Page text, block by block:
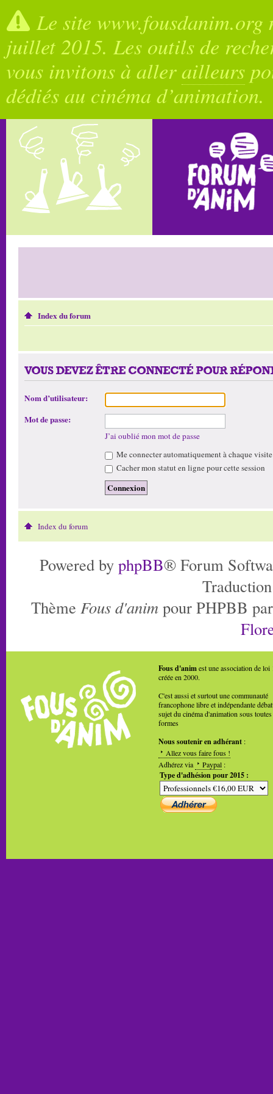
Le site
juillet 2015. Les outils de
vous invitons à allerailleurs
dédiés au cinéma d’animation.
Index du forum
VOUS DEVEZ ÊTRE CONNECTÉ POUR
Nom d’utilisateur:
Mot de passe:
J’ai oublié mon mot de passe
Me connecter automatiquement à chaque visite
Cacher mon statut en ligne pour cette session
Index du forum
Powered by phpBB® Forum
Thème Fous d'anim pour PHPBB
Fous d'animest une association de loi
créée en 2000.
C'est aussi et surtout une communauté
francophone libre et indépendante
sujet du cinéma d'animation sous toutes
formes
Nous soutenir en adhérant :
Allez vous faire fous !
Adhérez via
Paypal :
Type d'adhésion pour 2015 :